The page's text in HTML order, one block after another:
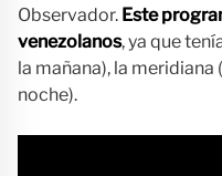
Observador. Este
venezolanos, ya que
la mañana), la meridiana
noche).